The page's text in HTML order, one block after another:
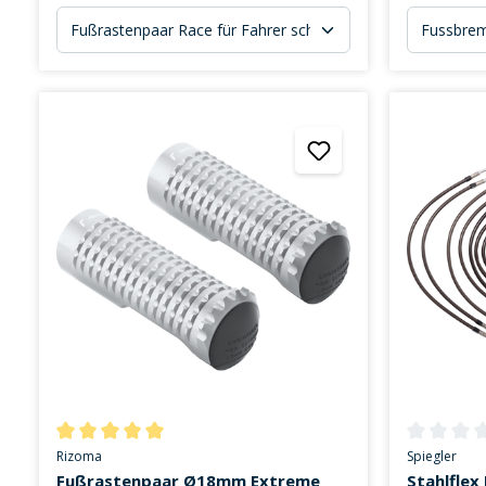
Durchschnittliche Bewertung von 5 von 5 Sternen
Rizoma
Fußrastenpaar Ø18mm Extreme
Spiegler
Stahlflex